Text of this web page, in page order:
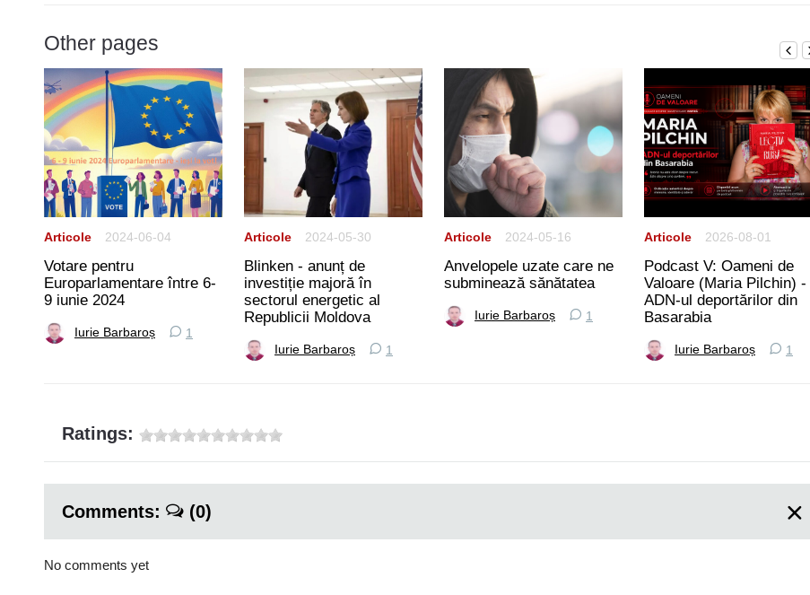
Other pages
Articole 2024-06-04
Votare pentru
Europarlamentare între 6-
9 iunie 2024
Iurie Barbaroș 1
Articole 2024-05-30
Blinken - anunț de
investiție majoră în
sectorul energetic al
Republicii Moldova
Iurie Barbaroș 1
Articole 2024-05-16
Anvelopele uzate care ne
subminează sănătatea
Iurie Barbaroș 1
Articole 2026-08-01
Podcast V: Oameni de
Valoare (Maria Pilchin) -
ADN-ul deportărilor din
Basarabia
Iurie Barbaroș 1
Ratings:
Comments: (0)
No comments yet